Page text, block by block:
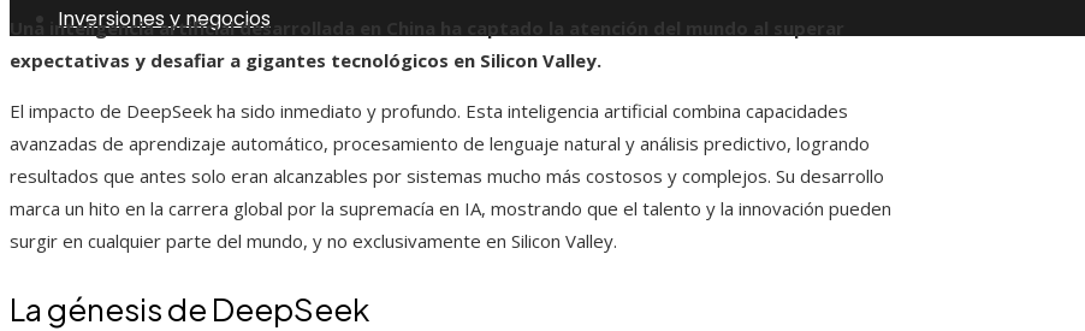
Inversiones y negocios
Una inteligencia artificial desarrollada en China ha captado la atención del mundo al superar
expectativas y desafiar a gigantes tecnológicos en Silicon Valley.
El impacto de DeepSeek ha sido inmediato y profundo. Esta inteligencia artificial combina capacidades
avanzadas de aprendizaje automático, procesamiento de lenguaje natural y análisis predictivo, logrando
resultados que antes solo eran alcanzables por sistemas mucho más costosos y complejos. Su desarrollo
marca un hito en la carrera global por la supremacía en IA, mostrando que el talento y la innovación pueden
surgir en cualquier parte del mundo, y no exclusivamente en Silicon Valley.
La génesis de DeepSeek